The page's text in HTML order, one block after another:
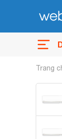
Trang